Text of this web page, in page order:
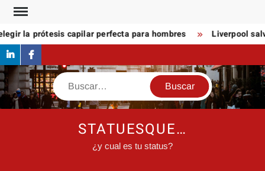
Saltar
contenido
la prótesis capilar perfecta para hombres Liverpool
linkedinFacebook
Buscar
STATUESQUE…
¿y cual es tu status?